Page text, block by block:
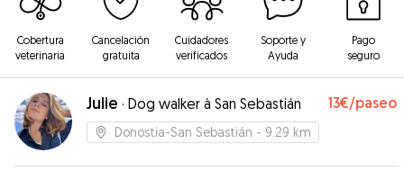
Cobertura
veterinaria
Cancelación
gratuita
Cuidadores
verificados
Soporte y
Ayuda
Pago
seguro
Julie · Dog walker à San Sebastián 13€/paseo
Donostia-San Sebastián - 9.29 km